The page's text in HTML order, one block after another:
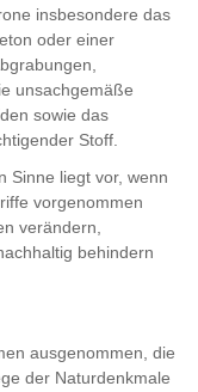
insbesondere das
oder einer
unsachgemäße
sowie das
Stoff.
Sinne liegt vor, wenn
vorgenommen
verändern,
behindern
ausgenommen, die
der Naturdenkmale